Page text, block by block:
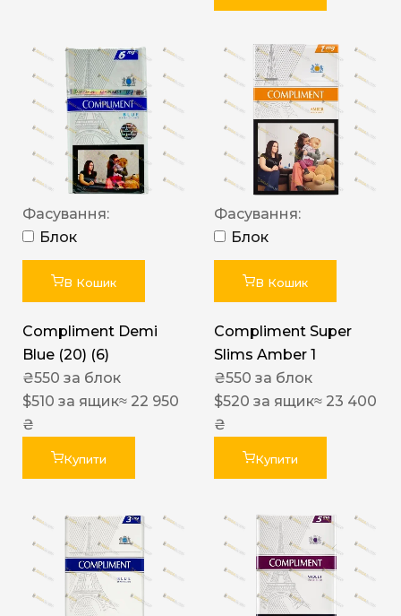
Фасування:
Блок
В Кошик
Compliment Demi
Blue (20) (6)
₴550 за блок
$510 за ящик≈ 22 950
₴
Купити
Фасування:
Блок
В Кошик
Compliment Super
Slims Amber 1
₴550 за блок
$520 за ящик≈ 23 400
₴
Купити